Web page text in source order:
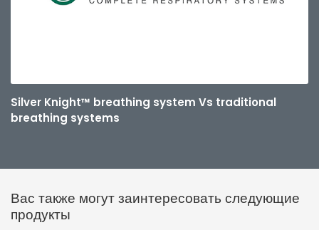
Silver Knight™ breathing system Vs traditional
breathing systems
Вас также могут заинтересовать следующие
продукты